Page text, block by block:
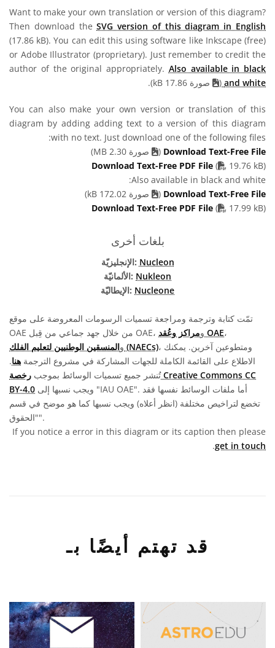
Want to make your own translation or version of this diagram?
Then download theSVG version of this diagram in English
(17.86 kB). You can edit this using software like Inkscape (free)
or Adobe Illustrator (proprietary). Just remember to credit the
author of the original appropriately. Also available in black
and white
( صورة 17.86 kB).
You can also make your own version or translation of this
diagram by adding adding text to a version of this diagram
with no text. Just download one of the following files:
Download Text-Free File
(
صورة 2.30 MB)
Download Text-Free PDF File (
PDF file 19.76 kB)
Also available in black and white:
Download Text-Free File
(
صورة 172.02 kB)
Download Text-Free PDF File (
PDF file 17.99 kB)
بلغات أخرى
الإنجليزيّة: Nucleon
الألمانيّة: Nukleon
الإيطاليّة: Nucleone
تمّت كتابة وترجمة ومراجعة تسميات الرسومات المعروضة على موقع
OAE من خلال جهد جماعي من قِبل OAE، و مراكز وعُقد OAE،
و المنسقين الوطنيين لتعليم الفلك (NAECs)، ومتطوعين آخرين. يمكنك
الاطلاع على القائمة الكاملة للجهات المشاركة في مشروع الترجمة هنا.
تُنشر جميع تسميات الوسائط بموجب رخصة Creative Commons CC
BY-4.0
تخضع لتراخيص مختلفة (انظر أعلاه) ويجب نسبها كما هو موضح في قسم
"الحقوق".
If you notice a error in this diagram or its caption then please
get in touch
.
قد تهتم أيضًا بـ